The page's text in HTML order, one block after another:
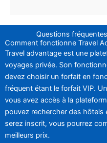
Questions
Comment fonctionne Travel
Travel advantage est une
voyages privée. Son
devez choisir un forfait en
fréquent étant le forfait VIP.
vous avez accès à la
pouvez rechercher des hôtels
serez inscrit, vous pourrez
meilleurs prix.